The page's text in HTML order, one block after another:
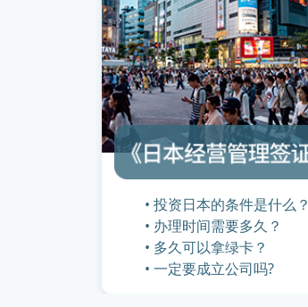
• 投资日本的条件是什么？
• 办理时间需要多久？
• 多久可以拿绿卡？
• 一定要成立公司吗?